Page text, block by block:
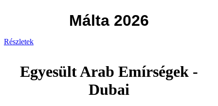
Málta 2026
Részletek
Egyesült Arab Emírségek -
Dubai